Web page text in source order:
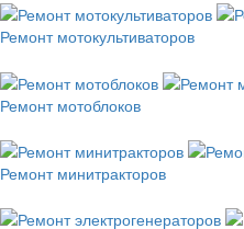
Ремонт мотокультиваторов
Ремонт мотоблоков
Ремонт минитракторов